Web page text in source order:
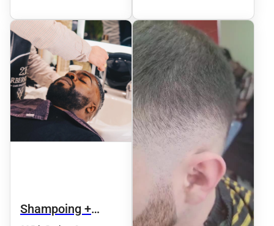
Shampoing +